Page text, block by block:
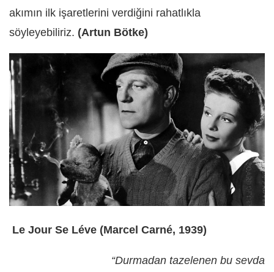
akımın ilk işaretlerini verdiğini rahatlıkla
söyleyebiliriz. (Artun Bötke)
Le Jour Se Léve (Marcel Carné, 1939)
“Durmadan tazelenen bu sevda